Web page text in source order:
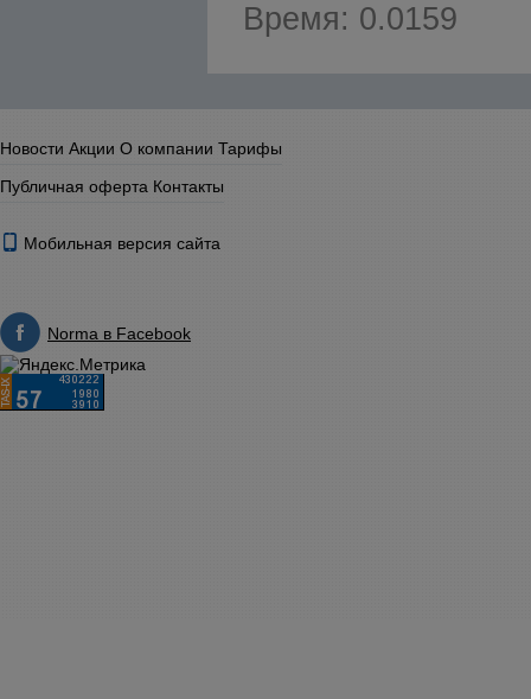
Время: 0.0159
Новости Акции О компании Тарифы
Публичная оферта Контакты
Мобильная версия сайта
Norma в Facebook